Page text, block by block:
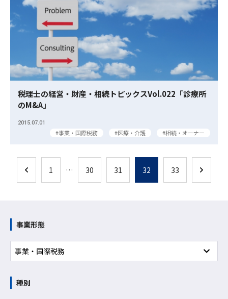
税理士の経営・財産・相続トピックスVol.022「診療所
のM&A」
2015.07.01
事業・国際税務 医療・介護 相続・オーナー
1 … 30 31 32 33
事業形態
種別